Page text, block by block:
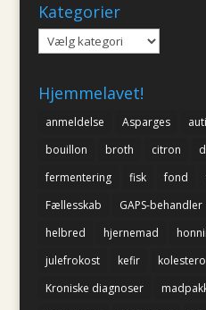
Kategorier
Kategorier
Hjemmelavet!
anmeldelse Asparges
bouillon
broth citron
fermentering
fisk fond
Fællesskab
GAPS-behandler
helbred
hjernemad
julefrokost
kefir
Kroniske diagnoser